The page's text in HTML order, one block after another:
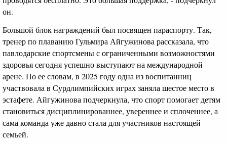
он.
Большой блок награждений был посвящен параспорту. Так,
тренер по плаванию Гульмира Айгужинова рассказала, что
павлодарские спортсмены с ограниченными возможностями
здоровья сегодня успешно выступают на международной
арене. По ее словам, в 2025 году одна из воспитанниц
участвовала в Сурдлимпийских играх заняла шестое место в
эстафете. Айгужинова подчеркнула, что спорт помогает детям
становиться дисциплинированнее, увереннее и сплоченнее, а
сама команда уже давно стала для участников настоящей
семьей.